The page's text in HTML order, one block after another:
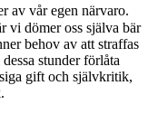
av vår egen närvaro.
vi dömer oss själva bär
behov av att straffas
stunder förlåta
gift och självkritik,